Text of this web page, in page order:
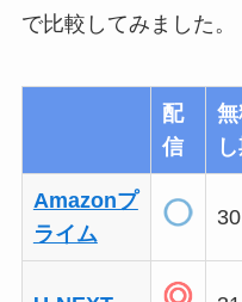
で比較してみました。
配
信
Amazonプ
ライム